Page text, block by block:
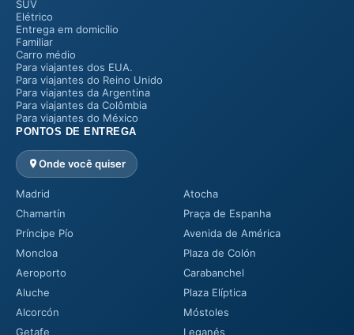
SUV
Elétrico
Entrega em domicílio
Familiar
Carro médio
Para viajantes dos EUA.
Para viajantes do Reino Unido
Para viajantes da Argentina
Para viajantes da Colômbia
Para viajantes do México
PONTOS DE ENTREGA
Onde você quiser
Madrid
Atocha
Chamartín
Praça de Espanha
Príncipe Pío
Avenida de América
Moncloa
Plaza de Colón
Aeroporto
Carabanchel
Aluche
Plaza Elíptica
Alcorcón
Móstoles
Getafe
Leganés